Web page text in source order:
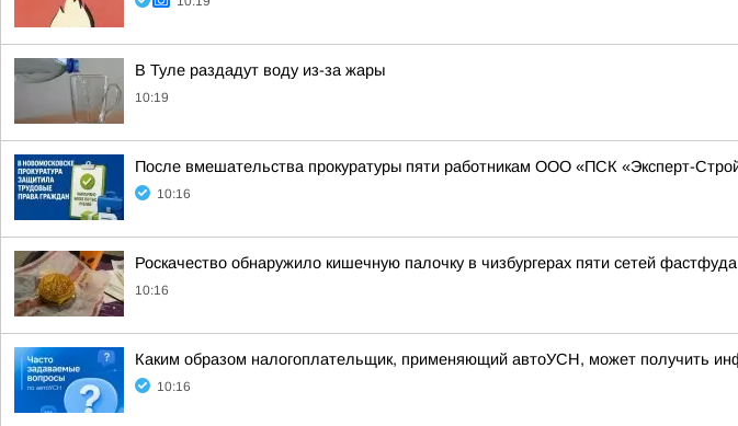
В Туле раздадут воду из-за жары
10:19
После вмешательства прокуратуры пяти работникам ООО «ПСК «Эксперт-
10:16
Роскачество обнаружило кишечную палочку в чизбургерах пяти сетей фастфуда
10:16
Каким образом налогоплательщик, применяющий автоУСН, может получить
10:16